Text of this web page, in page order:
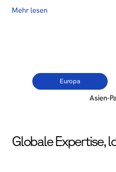
Mehr lesen
Europa
Asien-
Globale Expertise,